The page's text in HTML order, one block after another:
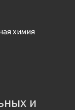
химия
и